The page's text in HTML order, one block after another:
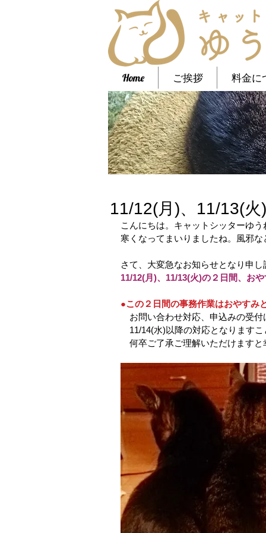
Home ご挨拶 料金に
11/12(月)、11/13(
こんにちは。キャットシッターゆ
寒くなってまいりましたね。風邪
さて、大変急なお知らせとなり申
11/12(月)、11/13(火)の２日間、お
●この２日間の事務作業はおやすみ
お問い合わせ対応、申込みの受付
11/14(水)以降の対応となりますこ
何卒ご了承ご理解いただけますと